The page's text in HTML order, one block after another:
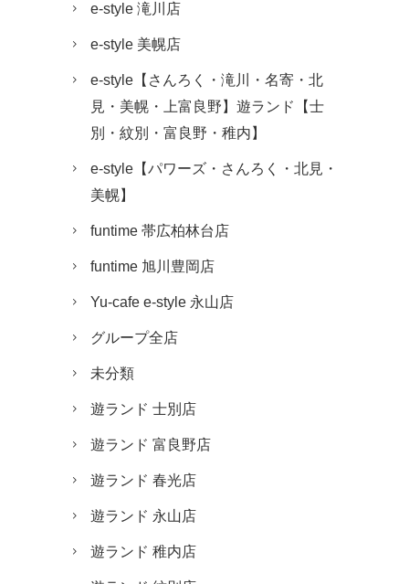
e-style 滝川店
e-style 美幌店
e-style【さんろく・滝川・名寄・北
見・美幌・上富良野】遊ランド【士
別・紋別・富良野・稚内】
e-style【パワーズ・さんろく・北見・
美幌】
funtime 帯広柏林台店
funtime 旭川豊岡店
Yu-cafe e-style 永山店
グループ全店
未分類
遊ランド 士別店
遊ランド 富良野店
遊ランド 春光店
遊ランド 永山店
遊ランド 稚内店